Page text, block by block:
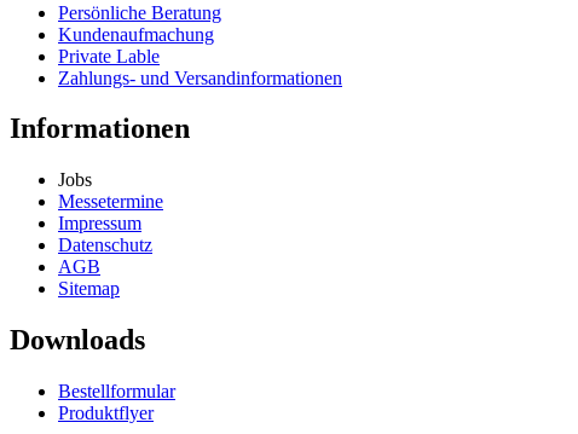
Persönliche Beratung
Kundenaufmachung
Private Lable
Zahlungs- und Versandinformationen
Informationen
Jobs
Messetermine
Impressum
Datenschutz
AGB
Sitemap
Downloads
Bestellformular
Produktflyer